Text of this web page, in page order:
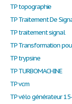
TP topographie
TP Traitement De
TP traitement signal
TP Transformation
TP trypsine
TP TURBOMACHINE
TP vcm
TP vélo générateur